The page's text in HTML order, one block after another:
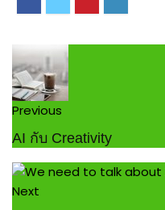
Previous
AI กับ Creativity
Next